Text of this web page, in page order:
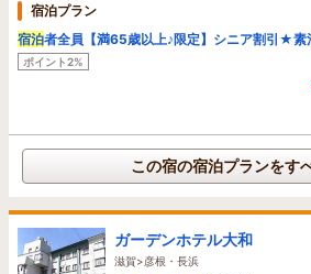
宿泊プラン
宿泊者全員【満65歳以上♪限定】シニア割引★素
ポイント2%
この宿の宿泊プランをす
ガーデンホテル大和
滋賀>彦根・長浜